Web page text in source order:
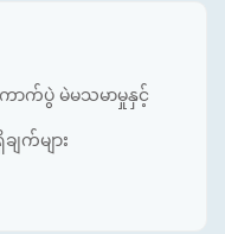
ာက်ပွဲ မဲမသမာမှုနှင့်
ျက်များ